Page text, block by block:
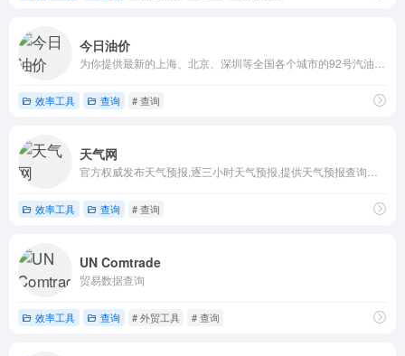
今日油价
效率工具 查询 # 查询
天气网
效率工具 查询 # 查询
UN Comtrade
贸易数据查询
效率工具 查询 # 外贸工具 # 查询